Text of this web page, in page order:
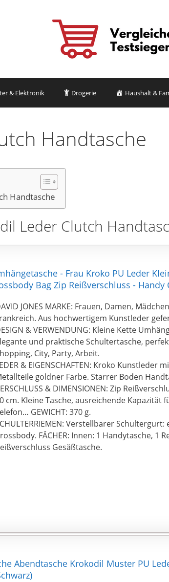
& Elektronik Drogerie Haushalt &
Handtasche
Handtasche
Leder Clutch
- Frau Kroko PU Leder
Bag Zip Reißverschluss -
JONES MARKE: Frauen, Damen,
Aus hochwertigem Kunstleder
& VERWENDUNG: Kleine Kette
und praktische Schultertasche,
City, Party, Arbeit.
& EIGENSCHAFTEN: Kroko Kunstleder
goldner Farbe. Starrer Boden
& DIMENSIONEN: Zip
cm. Kleine Tasche, ausreichende Kapazität
GEWICHT: 370 g.
Verstellbarer
FÄCHER: Innen: 1 Handytasche, 1
Gesäßtasche.
Abendtasche Krokodil Muster PU